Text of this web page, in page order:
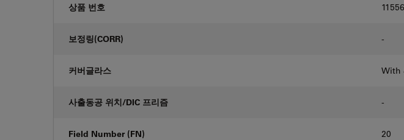
상품 번호
보정링(CORR) -
커버글라스 With
사출동공 위치/DIC 프리즘 -
Field Number (FN) 20